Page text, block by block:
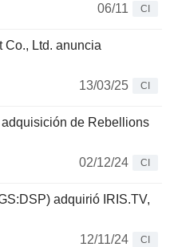
06/11
CI
Co., Ltd. anuncia
13/03/25
CI
de Rebellions
02/12/24
CI
adquirió IRIS.TV,
12/11/24
CI